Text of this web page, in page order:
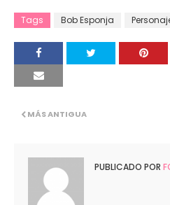
Tags Bob Esponja
MÁS ANTIGUA
PUBLICADO POR